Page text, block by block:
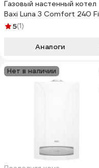
Газовый настенный котел
Baxi Luna 3 Comfort 240 Fi
5(1)
Аналоги
Нет в наличии